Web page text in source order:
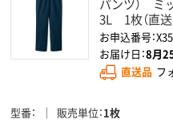
パンツ） ミ
3L 1枚（直送
お申込番号：
お届け日：8月
直送品 フ
型番 販売単位 1枚